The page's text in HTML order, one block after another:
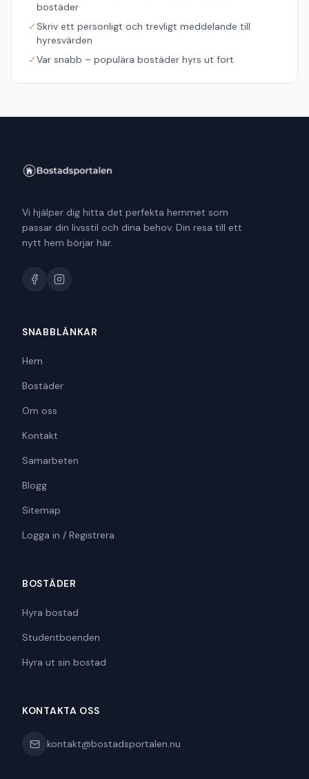
bostäder
✓Skriv ett personligt och trevligt meddelande till
hyresvärden
✓Var snabb – populära bostäder hyrs ut fort
Vi hjälper dig hitta det perfekta hemmet som
passar din livsstil och dina behov. Din resa till ett
nytt hem börjar här.
SNABBLÄNKAR
Hem
Bostäder
Om oss
Kontakt
Samarbeten
Blogg
Sitemap
Logga in / Registrera
BOSTÄDER
Hyra bostad
Studentboenden
Hyra ut sin bostad
KONTAKTA OSS
kontakt@bostadsportalen.nu